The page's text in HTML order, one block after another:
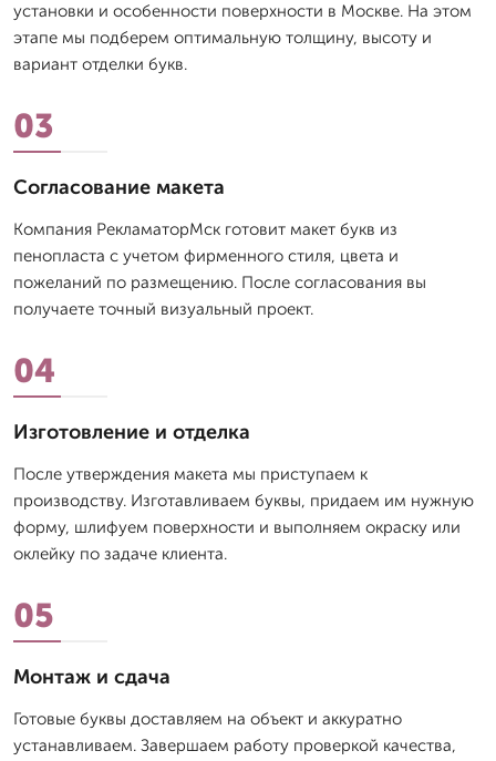
установки и особенности поверхности в Москве. На этом
этапе мы подберем оптимальную толщину, высоту и
вариант отделки букв.
03
Согласование макета
Компания РекламаторМск готовит макет букв из
пенопласта с учетом фирменного стиля, цвета и
пожеланий по размещению. После согласования вы
получаете точный визуальный проект.
04
Изготовление и отделка
После утверждения макета мы приступаем к
производству. Изготавливаем буквы, придаем им нужную
форму, шлифуем поверхности и выполняем окраску или
оклейку по задаче клиента.
05
Монтаж и сдача
Готовые буквы доставляем на объект и аккуратно
устанавливаем. Завершаем работу проверкой качества,